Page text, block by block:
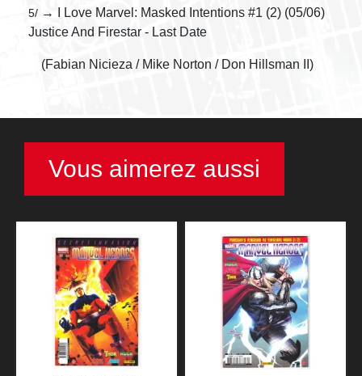
5/ → I Love Marvel: Masked Intentions #1 (2) (05/06)
Justice And Firestar - Last Date
(Fabian Nicieza / Mike Norton / Don Hillsman II)
Vous aimerez aussi